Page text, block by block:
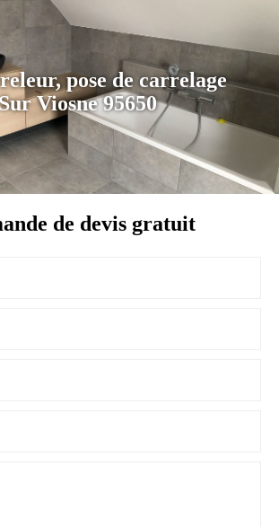
pose de carrelage
Viosne 95650
de devis gratuit